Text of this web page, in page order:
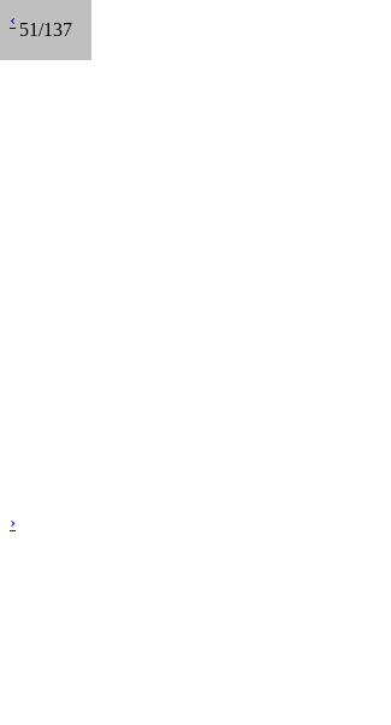
51/137
‹
›